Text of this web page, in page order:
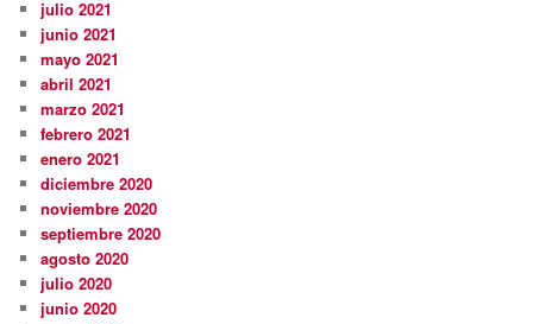
julio 2021
junio 2021
mayo 2021
abril 2021
marzo 2021
febrero 2021
enero 2021
diciembre 2020
noviembre 2020
septiembre 2020
agosto 2020
julio 2020
junio 2020